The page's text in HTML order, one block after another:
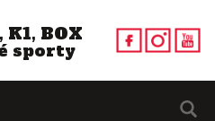
BOX
sporty